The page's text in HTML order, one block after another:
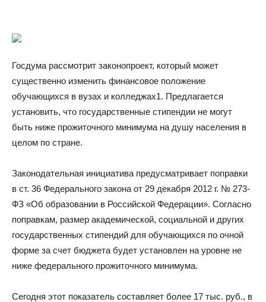
Госдума рассмотрит законопроект, который может
существенно изменить финансовое положение
обучающихся в вузах и колледжах1. Предлагается
установить, что государственные стипендии не могут
быть ниже прожиточного минимума на душу населения в
целом по стране.
Законодательная инициатива предусматривает поправки
в ст. 36 Федерального закона от 29 декабря 2012 г. № 273-
ФЗ «Об образовании в Российской Федерации». Согласно
поправкам, размер академической, социальной и других
государственных стипендий для обучающихся по очной
форме за счет бюджета будет установлен на уровне не
ниже федерального прожиточного минимума.
Сегодня этот показатель составляет более 17 тыс. руб., в